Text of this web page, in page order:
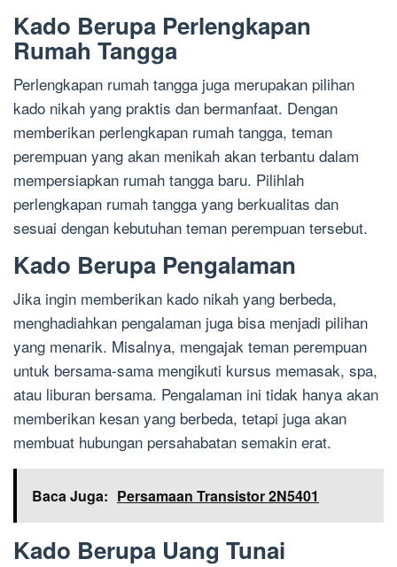
Kado Berupa Perlengkapan
Rumah Tangga
Perlengkapan rumah tangga juga merupakan pilihan
kado nikah yang praktis dan bermanfaat. Dengan
memberikan perlengkapan rumah tangga, teman
perempuan yang akan menikah akan terbantu dalam
mempersiapkan rumah tangga baru. Pilihlah
perlengkapan rumah tangga yang berkualitas dan
sesuai dengan kebutuhan teman perempuan tersebut.
Kado Berupa Pengalaman
Jika ingin memberikan kado nikah yang berbeda,
menghadiahkan pengalaman juga bisa menjadi pilihan
yang menarik. Misalnya, mengajak teman perempuan
untuk bersama-sama mengikuti kursus memasak, spa,
atau liburan bersama. Pengalaman ini tidak hanya akan
memberikan kesan yang berbeda, tetapi juga akan
membuat hubungan persahabatan semakin erat.
Baca Juga: Persamaan Transistor 2N5401
Kado Berupa Uang Tunai